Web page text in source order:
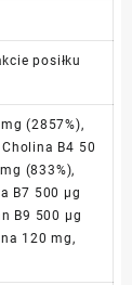
posiłku
(2857%),
B4 50
(833%),
B7 500 µg
B9 500 µg
120 mg,